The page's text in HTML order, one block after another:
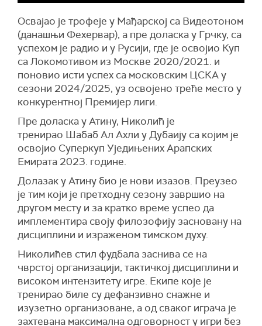
Освајао је трофеје у Мађарској са Видеотоном
(данашњи Фехервар), а пре доласка у Грчку, са
успехом је радио и у Русији, где је освојио Куп
са Локомотивом из Москве 2020/2021. и
поновио исти успех са московским ЦСКА у
сезони 2024/2025, уз освојено треће место у
конкурентној Премијер лиги.
Пре доласка у Атину, Николић је
тренирао Шабаб Ал Ахли у Дубаију са којим је
освојио Суперкуп Уједињених Арапских
Емирата 2023. године.
Долазак у Атину био је нови изазов. Преузео
је тим који је претходну сезону завршио на
другом месту и за кратко време успео да
имплементира своју филозофију засновану на
дисциплини и израженом тимском духу.
Николићев стил фудбала заснива се на
чврстој организацији, тактичкој дисциплини и
високом интензитету игре. Екипе које је
тренирао биле су дефанзивно снажне и
изузетно организоване, а од сваког играча је
захтевана максимална одговорност у игри без